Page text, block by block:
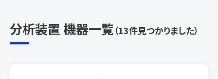
用
分析装置 機器一覧（13件見つかりました）